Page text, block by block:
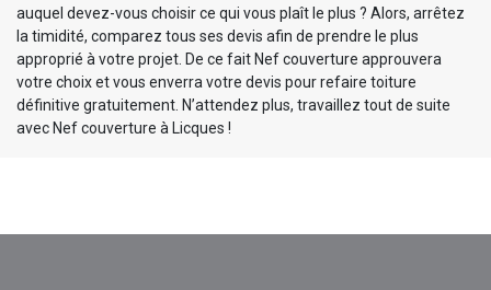
auquel devez-vous choisir ce qui vous plaît le plus ? Alors, arrêtez
la timidité, comparez tous ses devis afin de prendre le plus
approprié à votre projet. De ce fait Nef couverture approuvera
votre choix et vous enverra votre devis pour refaire toiture
définitive gratuitement. N’attendez plus, travaillez tout de suite
avec Nef couverture à Licques !